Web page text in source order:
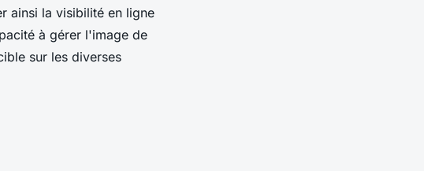
ainsi la visibilité en ligne
à gérer l'image de
sur les diverses